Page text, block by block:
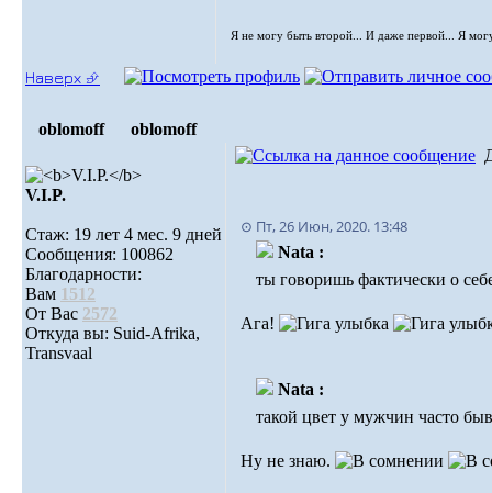
Я не могу быть второй... И даже первой... Я
Наверх ⮵
oblomoff oblomoff
V.I.P.
Стаж: 19 лет 4 мес. 9 дней
Сообщения: 100862
Благодарности:
Вам 1512
От Вас 2572
Откуда вы: Suid-Afrika,
Transvaal
⊙ Пт, 26 Июн, 2020. 13:48
Nata :
ты говоришь фактически о
Ага!
Nata :
такой цвет у мужчин часто
Ну не знаю.